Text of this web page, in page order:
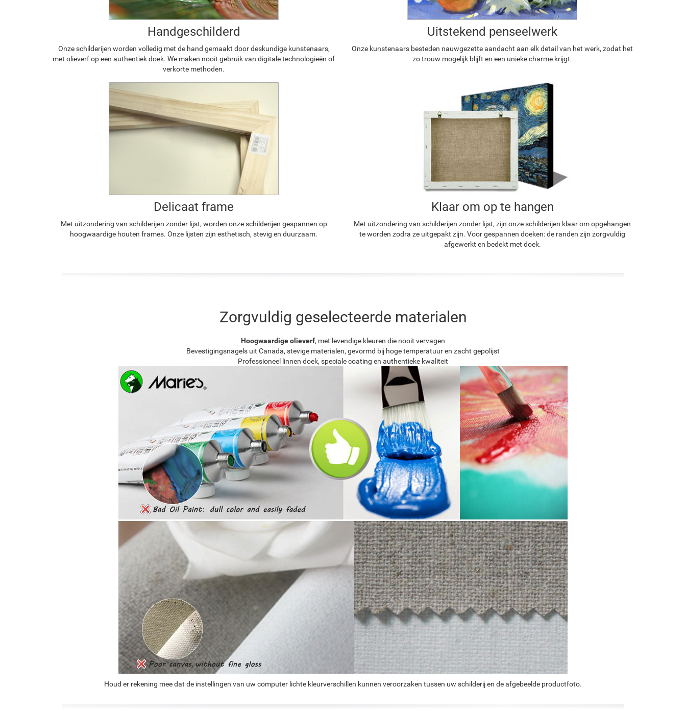
Handgeschilderd
Onze schilderijen worden volledig met de hand gemaakt door deskundige kunstenaars,
met olieverf op een authentiek doek. We maken nooit gebruik van digitale technologieën of
verkorte methoden.
Uitstekend penseelwerk
Onze kunstenaars besteden nauwgezette aandacht aan elk detail van het werk, zodat het
zo trouw mogelijk blijft en een unieke charme krijgt.
Delicaat frame
Met uitzondering van schilderijen zonder lijst, worden onze schilderijen gespannen op
hoogwaardige houten frames. Onze lijsten zijn esthetisch, stevig en duurzaam.
Klaar om op te hangen
Met uitzondering van schilderijen zonder lijst, zijn onze schilderijen klaar om opgehangen
te worden zodra ze uitgepakt zijn. Voor gespannen doeken: de randen zijn zorgvuldig
afgewerkt en bedekt met doek.
Zorgvuldig geselecteerde materialen
Hoogwaardige olieverf, met levendige kleuren die nooit vervagen
Bevestigingsnagels uit Canada, stevige materialen, gevormd bij hoge temperatuur en zacht gepolijst
Professioneel linnen doek, speciale coating en authentieke kwaliteit
Houd er rekening mee dat de instellingen van uw computer lichte kleurverschillen kunnen veroorzaken tussen uw schilderij en de afgebeelde productfoto.